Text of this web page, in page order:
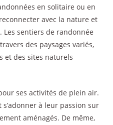
en solitaire ou en
avec la nature et
sentiers de randonnée
des paysages variés,
et des sites naturels
ses activités de plein air.
à leur passion sur
aménagés. De même,